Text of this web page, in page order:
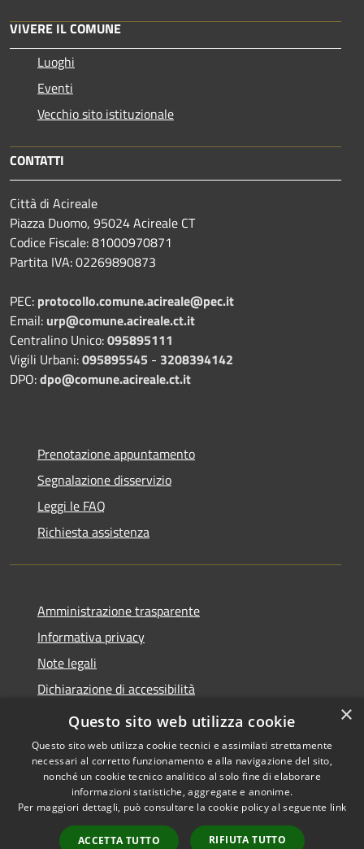
VIVERE IL COMUNE
Luoghi
Eventi
Vecchio sito istituzionale
CONTATTI
Città di Acireale
Piazza Duomo, 95024 Acireale CT
Codice Fiscale: 81000970871
Partita IVA: 02269890873
PEC: protocollo.comune.acireale@pec.it
Email: urp@comune.acireale.ct.it
Centralino Unico:095895111
Vigili Urbani:095895545 - 3208394142
DPO:dpo@comune.acireale.ct.it
Prenotazione appuntamento
Segnalazione disservizio
Leggi le FAQ
Richiesta assistenza
Amministrazione trasparente
Informativa privacy
Note legali
Dichiarazione di accessibilità
Obiettivi di accessibilità
Accessibilità
Copyright © 2026 • Città di
Acireale • Powered by
Municipium•
Accesso
×
Questo sito web utilizza cookie
Questo sito web utilizza cookie tecnici e assimilati strettamente
necessari al corretto funzionamento e alla navigazione del sito,
nonché un cookie tecnico analitico al solo fine di elaborare
informazioni statistiche, aggregate e anonime.
Per maggiori dettagli, può consultare la cookie policy al seguente link
ACCETTA TUTTO RIFIUTA TUTTO